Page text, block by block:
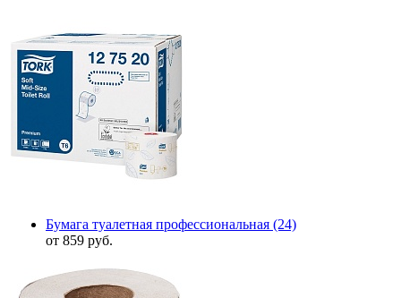
Бумага туалетная профессиональная (24)
от 859 руб.